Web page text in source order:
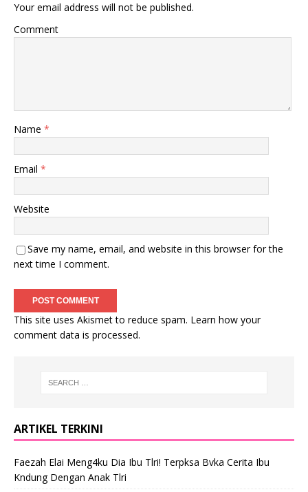
Your email address will not be published.
Comment
Name *
Email *
Website
Save my name, email, and website in this browser for the
next time I comment.
This site uses Akismet to reduce spam. Learn how your
comment data is processed.
ARTIKEL TERKINI
Faezah Elai Meng4ku Dia Ibu Tlri! Terpksa Bvka Cerita Ibu
Kndung Dengan Anak Tlri